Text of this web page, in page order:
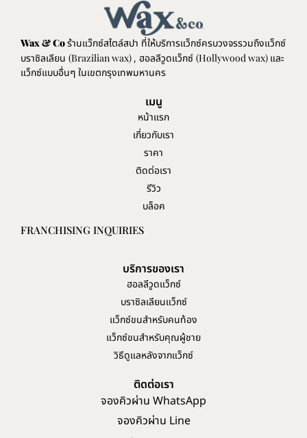
Wax & Coร้านแว๊กซ์สไตล์สปา ที่ให้บริการแว็กซ์ครบวงจรรวมถึงแว็กซ์
บราซิลเลียน (Brazilian wax), ฮอลลีวูดแว็กซ์ (Hollywood wax) และ
แว็กซ์แบบอื่นๆ ในเขตกรุงเทพมหานคร
เมนู
หน้าแรก
เกี่ยวกับเรา
ราคา
ติดต่อเรา
รีวิว
บล็อค
FRANCHISING INQUIRIES
บริการของเรา
ฮอลลีวูดแว็กซ์
บราซิลเลียนแว็กซ์
แว็กซ์ขนสำหรับคนท้อง
แว็กซ์ขนสำหรับคุณผู้ชาย
วิธีดูแลหลังจากแว็กซ์
ติดต่อเรา
จองคิวผ่าน WhatsApp
จองคิวผ่าน Line